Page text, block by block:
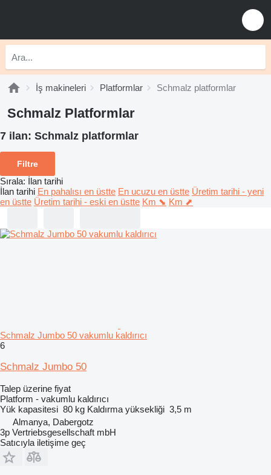
İş makineleri Platformlar Schmalz platformlar
Schmalz Platformlar
7 ilan: Schmalz platformlar
Filtre
Sırala: İlan tarihi
İlan tarihi En pahalısı en üstte En ucuzu en üstte Üretim tarihi - yeni
en üstte Üretim tarihi - eski en üstte Km ⬊ Km ⬈
Schmalz Jumbo 50 vakumlu kaldırıcı
6
Schmalz Jumbo 50
Talep üzerine fiyat
Platform - vakumlu kaldırıcı
Yük kapasitesi 80 kg Kaldırma yüksekliği 3,5 m
Almanya, Dabergotz
3p Vertriebsgesellschaft mbH
Satıcıyla iletişime geç